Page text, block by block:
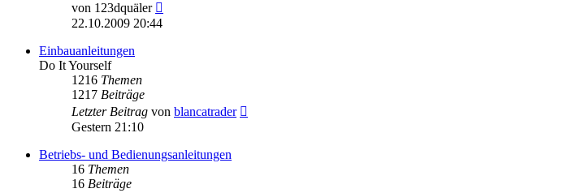
von 123dquäler
22.10.2009 20:44
Einbauanleitungen
Do It Yourself
1216 Themen
1217 Beiträge
Letzter Beitrag von blancatrader
Gestern 21:10
Betriebs- und Bedienungsanleitungen
16 Themen
16 Beiträge